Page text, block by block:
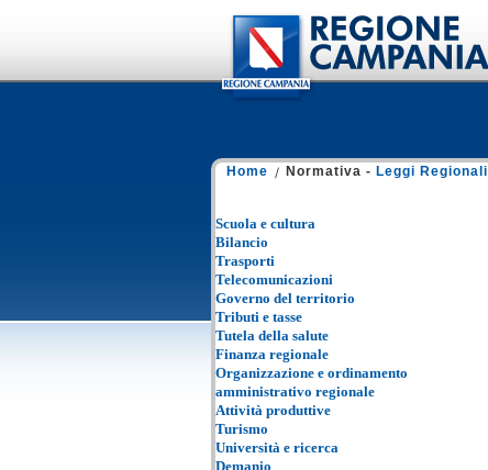
Home Normativa - Leggi Regionali
Scuola e cultura
Bilancio
Trasporti
Telecomunicazioni
Governo del territorio
Tributi e tasse
Tutela della salute
Finanza regionale
Organizzazione e ordinamento
amministrativo regionale
Attività produttive
Turismo
Università e ricerca
Demanio